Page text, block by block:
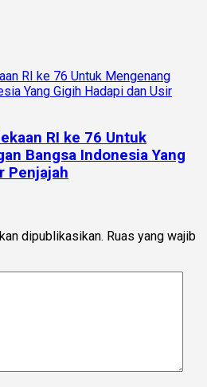
RI ke 76 Untuk
Bangsa Indonesia Yang
Penjajah
dipublikasikan. Ruas yang wajib